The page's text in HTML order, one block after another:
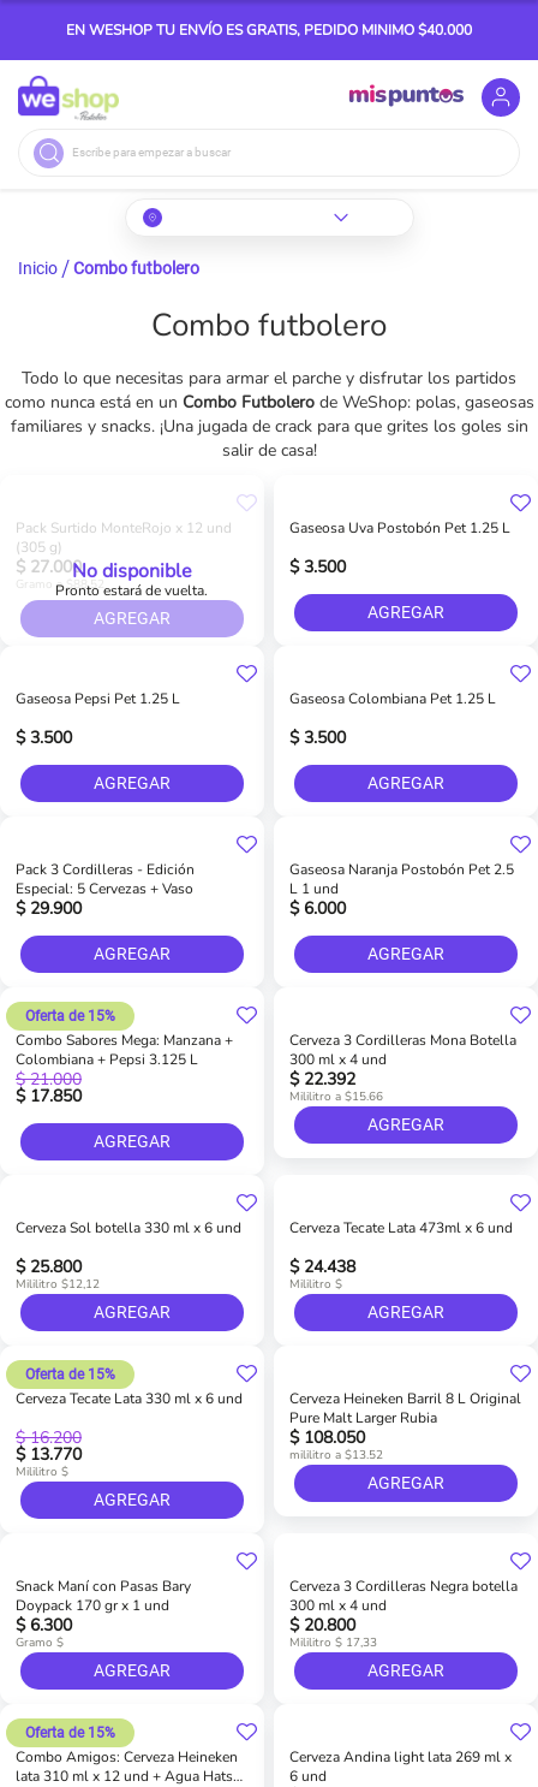
EN WESHOP TU ENVÍO ES GRATIS, PEDIDO MINIMO $40.000
Buscar
Inicio Combo futbolero
Combo futbolero
Todo lo que necesitas para armar el parche y disfrutar los partidos
como nunca está en un Combo Futbolerode WeShop: polas, gaseosas
familiares y snacks. ¡Una jugada de crack para que grites los goles sin
salir de casa!
Pack Surtido MonteRojo x 12 und
(305 g)
$ 27.000
Gramo a $88.52No disponible
Pronto estará de vuelta.
AGREGAR
Gaseosa Uva Postobón Pet 1.25 L
$ 3.500
AGREGAR
Gaseosa Pepsi Pet 1.25 L
$ 3.500
AGREGAR
Gaseosa Colombiana Pet 1.25 L
$ 3.500
AGREGAR
Pack 3 Cordilleras - Edición
Especial: 5 Cervezas + Vaso
$ 29.900
AGREGAR
Gaseosa Naranja Postobón Pet 2.5
L 1 und
$ 6.000
AGREGAR
Combo Sabores Mega: Manzana +
Colombiana + Pepsi 3.125 L
$ 17.850
$ 21.000
Oferta de 15%
AGREGAR
Cerveza 3 Cordilleras Mona Botella
300 ml x 4 und
$ 22.392
Mililitro a $15.66
AGREGAR
Cerveza Sol botella 330 ml x 6 und
$ 25.800
Mililitro $12,12
AGREGAR
Cerveza Tecate Lata 473ml x 6 und
$ 24.438
Mililitro $
AGREGAR
Cerveza Tecate Lata 330 ml x 6 und
$ 13.770
$ 16.200
Oferta de 15%
Mililitro $
AGREGAR
Cerveza Heineken Barril 8 L Original
Pure Malt Larger Rubia
$ 108.050
mililitro a $13.52
AGREGAR
Snack Maní con Pasas Bary
Doypack 170 gr x 1 und
$ 6.300
Gramo $
AGREGAR
Cerveza 3 Cordilleras Negra botella
300 ml x 4 und
$ 20.800
Mililitro $ 17,33
AGREGAR
Combo Amigos: Cerveza Heineken
lata 310 ml x 12 und + Agua Hatsu
Oferta de 15%
Cerveza Andina light lata 269 ml x
6 und